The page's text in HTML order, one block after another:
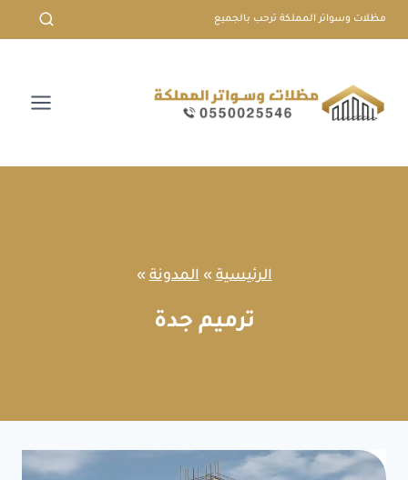
التجاوز
إلى
مظلات وسواتر المملكة ترحب بالجميع
الرئيسية » المدونة »
ترميم جدة